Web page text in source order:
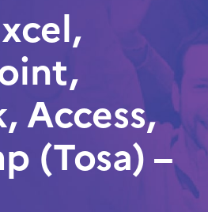
Access,
(Tosa) –